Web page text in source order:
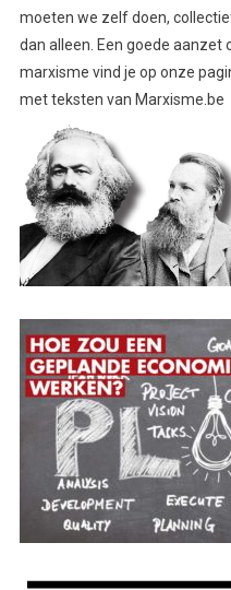
moeten we zelf doen,
dan alleen. Een goede
marxisme vind je op onze
met teksten van Marxisme.be